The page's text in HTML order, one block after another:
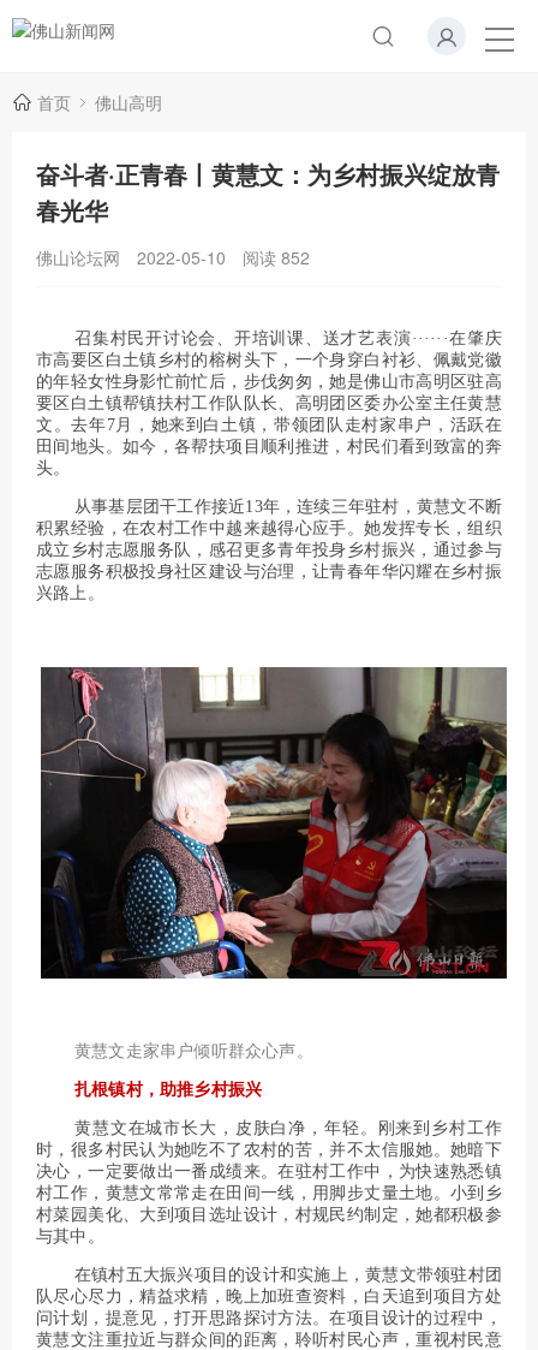
首页 佛山高明
奋斗者·正青春丨黄慧文：为乡村振兴绽放青
春光华
佛山论坛网 2022-05-10 阅读 852
召集村民开讨论会、开培训课、送才艺表演······在肇庆
市高要区白土镇乡村的榕树头下，一个身穿白衬衫、佩戴党徽
的年轻女性身影忙前忙后，步伐匆匆，她是佛山市高明区驻高
要区白土镇帮镇扶村工作队队长、高明团区委办公室主任黄慧
文。去年7月，她来到白土镇，带领团队走村家串户，活跃在
田间地头。如今，各帮扶项目顺利推进，村民们看到致富的奔
头。
从事基层团干工作接近13年，连续三年驻村，黄慧文不断
积累经验，在农村工作中越来越得心应手。她发挥专长，组织
成立乡村志愿服务队，感召更多青年投身乡村振兴，通过参与
志愿服务积极投身社区建设与治理，让青春年华闪耀在乡村振
兴路上。
黄慧文走家串户倾听群众心声。
扎根镇村，助推乡村振兴
黄慧文在城市长大，皮肤白净，年轻。刚来到乡村工作
时，很多村民认为她吃不了农村的苦，并不太信服她。她暗下
决心，一定要做出一番成绩来。在驻村工作中，为快速熟悉镇
村工作，黄慧文常常走在田间一线，用脚步丈量土地。小到乡
村菜园美化、大到项目选址设计，村规民约制定，她都积极参
与其中。
在镇村五大振兴项目的设计和实施上，黄慧文带领驻村团
队尽心尽力，精益求精，晚上加班查资料，白天追到项目方处
问计划，提意见，打开思路探讨方法。在项目设计的过程中，
黄慧文注重拉近与群众间的距离，聆听村民心声，重视村民意